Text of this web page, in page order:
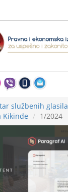
službenih glasila
Kikinde
1/2024